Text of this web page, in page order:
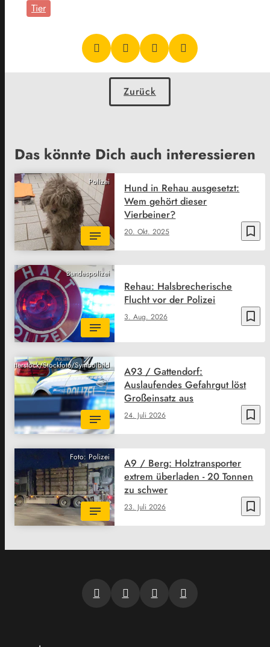
Tier
Zurück
Das könnte Dich auch interessieren
Polizei
bookmark_border
20. Okt. 2025
Hund in Rehau ausgesetzt:
Wem gehört dieser
Vierbeiner?
Bundespolizei
bookmark_border
3. Aug. 2026
Rehau: Halsbrecherische
Flucht vor der Polizei
Shutterstock/Stockfoto/Symbolbild
bookmark_border
24. Juli 2026
A93 / Gattendorf:
Auslaufendes Gefahrgut löst
Großeinsatz aus
Foto: Polizei
bookmark_border
23. Juli 2026
A9 / Berg: Holztransporter
extrem überladen - 20 Tonnen
zu schwer